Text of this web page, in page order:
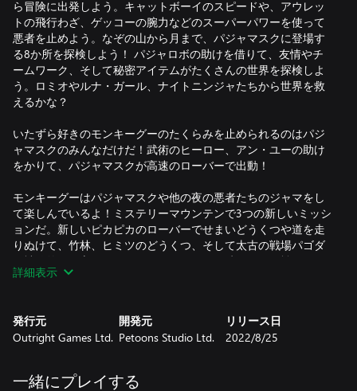
ら冒険に出発しよう。キャットボーイのスピードや、アウレッ
トの飛行わざ、ゲッコーの腕力などのスーパーパワーを使って
悪者を止めよう。なぞの山から月まで、パジャマスクに登場す
る8か所を探検しよう！ パジャロボの助けを借りて、友情やチ
ームワーク、そして秘密アイテムがたくさんの世界を探検しよ
う。ロミオやルナ・ガール、ナイトニンジャたちから世界を救
えるかな？
いたずら好きのモンキーグーのたくらみを止められるのはパジ
ャマスクのみんなだけだ！武術のヒーロー、アン・ユーの助け
をかりて、パジャマスクが高速のローバーで出動！
モンキーグーはパジャマスクや他の夜の悪者たちのジャマをし
て楽しんでいるよ！ミステリーマウンテンで3つの新しいミッシ
ョンだ。新しいピカピカのローバーでせまいどうくつや道を走
りぬけて、竹林、ヒミツのどうくつ、そして太古の戦場パゴダ
で神秘的なお宝を見つけだそう。ピンチの時やボスと戦ってい
る時には、魔法のつえを持った、ミステリーマウンテンを見守
キャットボーイ、アウレット、ゲッコーの3人がこんな悪者の相
手をするのは初めて。君はあの有名なパジャマを着て、夜のヒ
詳細表示
発行元
Outright Games Ltd.
開発元
Petoons Studio Ltd.
リリース日
2022/8/25
一緒にプレイする